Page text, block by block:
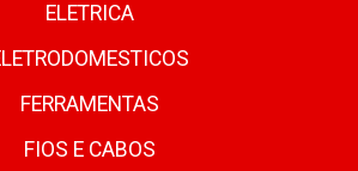
ELETRICA
FERRAMENTAS
FIOS E CABOS